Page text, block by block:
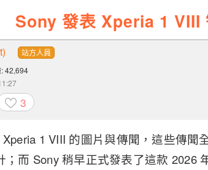
Sony 發表 Xperia 1 VIII
站方人員
42,694
3
1 VIII 的圖片與傳聞，這些傳聞
而 Sony 稍早正式發表了這款 2026